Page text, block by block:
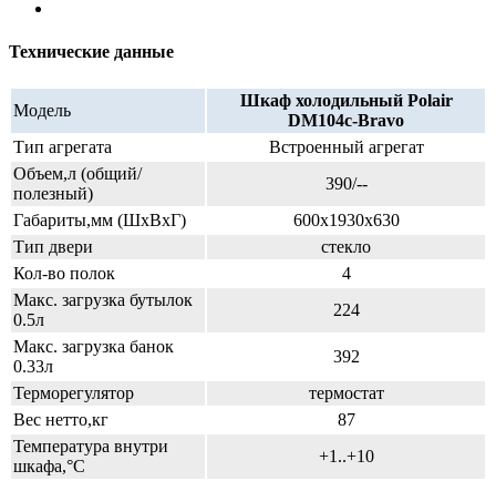
Технические данные
Модель
Шкаф холодильный Polair
DM104c-Bravo
Тип агрегата
Встроенный агрегат
Объем,л (общий/
полезный)
390/--
Габариты,мм (ШхВхГ)
600x1930x630
Тип двери
стекло
Кол-во полок
4
Макс. загрузка бутылок
0.5л
224
Макс. загрузка банок
0.33л
392
Терморегулятор
термостат
Вес нетто,кг
87
Температура внутри
шкафа,°С
+1..+10